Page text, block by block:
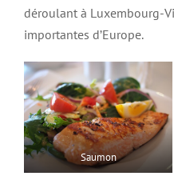
déroulant à Luxembourg-
importantes d’Europe.
Saumon